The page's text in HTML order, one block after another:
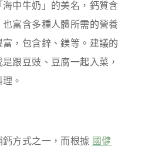
中牛奶」的美名，鈣質含
富含多種人體所需的營養
，包含鋅、鎂等。建議的
跟豆豉、豆腐一起入菜，
。
方式之一，而根據 國健